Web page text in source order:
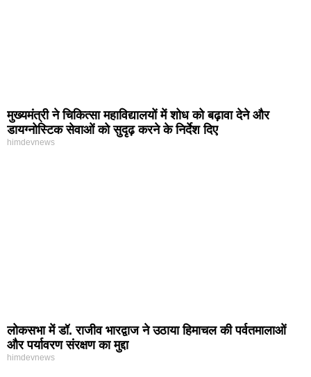
मुख्यमंत्री ने चिकित्सा महाविद्यालयों में शोध को बढ़ावा देने और
डायग्नोस्टिक सेवाओं को सुदृढ़ करने के निर्देश दिए
himdevnews
लोकसभा में डॉ. राजीव भारद्वाज ने उठाया हिमाचल की पर्वतमालाओं
और पर्यावरण संरक्षण का मुद्दा
himdevnews